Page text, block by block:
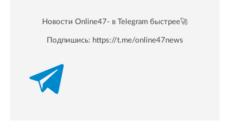
Новости Online47- в Telegram быстрее🚀
Подпишись: https://t.me/online47news